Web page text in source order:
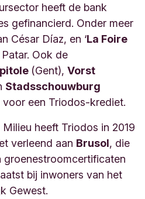
heeft de bank
gefinancierd. Onder meer
César Díaz, en ‘La Foire
Patar. Ook de
(Gent), Vorst
Stadsschouwburg
een Triodos-krediet.
heeft Triodos in 2019
verleend aan Brusol, die
groenestroomcertificaten
bij inwoners van het
Gewest.